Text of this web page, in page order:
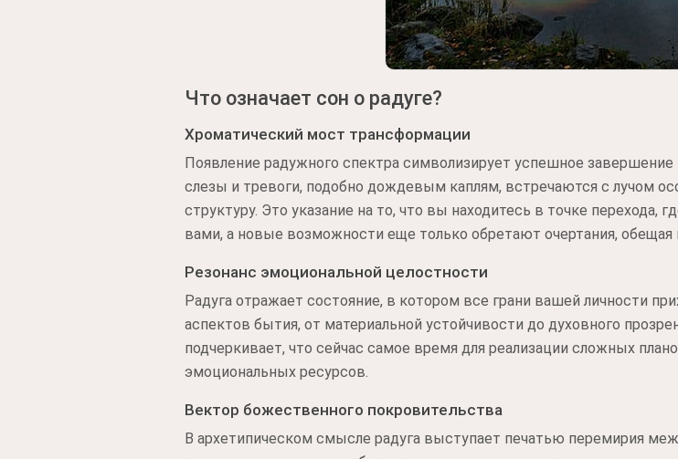
Что означает сон о радуге?
Хроматический мост трансформации
Появление радужного спектра символизирует успешное
слезы и тревоги, подобно дождевым каплям, встречаются с лучом
структуру. Это указание на то, что вы находитесь в точке
вами, а новые возможности еще только обретают очертания,
Резонанс эмоциональной целостности
Радуга отражает состояние, в котором все грани вашей личности
аспектов бытия, от материальной устойчивости до духовного
подчеркивает, что сейчас самое время для реализации сложных
эмоциональных ресурсов.
Вектор божественного покровительства
В архетипическом смысле радуга выступает печатью перемирия